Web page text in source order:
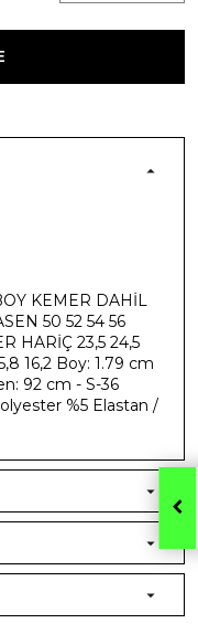
KEMER DAHİL
50 52 54 56
HARİÇ 23,5 24,5
16,2 Boy: 1.79 cm
92 cm - S-36
%5 Elastan /